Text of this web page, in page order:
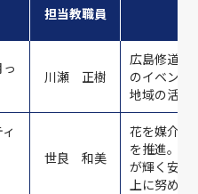
担当教職員
川瀬 正樹
広島修道大
のイベント
地域の活性
世良 和美
花を媒介に
を推進。安
が輝く安心
上に努めま